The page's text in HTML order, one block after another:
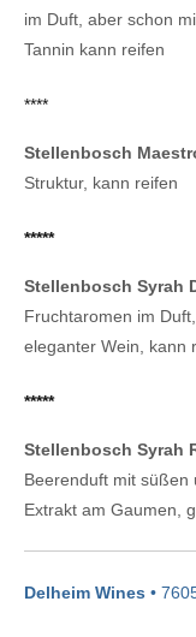
im Duft, aber schon
Tannin kann reifen
****
Stellenbosch
Struktur, kann reifen
*****
Stellenbosch Syrah
Fruchtaromen im
eleganter Wein, kann
*****
Stellenbosch Syrah
Beerenduft mit süßen
Extrakt am Gaumen,
Delheim Wines •